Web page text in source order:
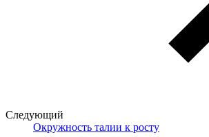
Следующий
Окружность талии к росту